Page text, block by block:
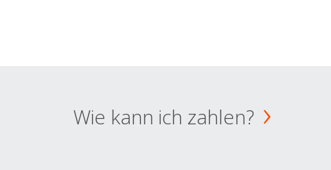
Wie kann ich zahlen?